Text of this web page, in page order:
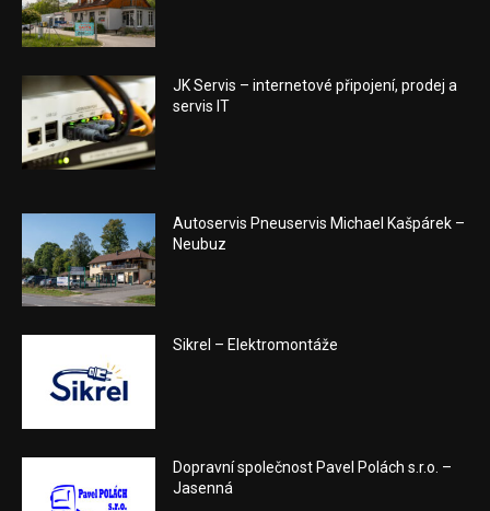
JK Servis – internetové připojení, prodej a
servis IT
Autoservis Pneuservis Michael Kašpárek –
Neubuz
Sikrel – Elektromontáže
Dopravní společnost Pavel Polách s.r.o. –
Jasenná